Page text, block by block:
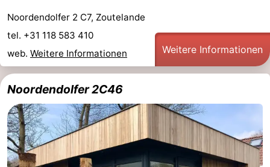
Noordendolfer 2 C7, Zoutelande
tel. +31 118 583 410
web. Weitere Informationen Weitere Informationen
Noordendolfer 2C46